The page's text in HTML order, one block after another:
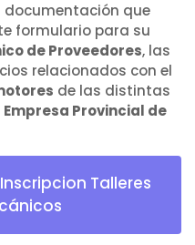
que
formulario para su
de Proveedores, las
relacionados con el
de las distintas
Empresa Provincial de
Talleres